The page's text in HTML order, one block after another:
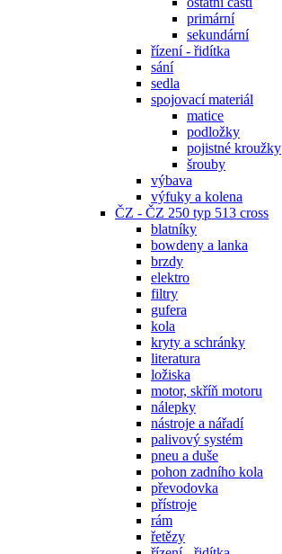
primární
sekundární
řízení - řidítka
sání
sedla
spojovací materiál
matice
podložky
pojistné kroužky
šrouby
výbava
výfuky a kolena
ČZ - ČZ 250 typ 513 cross
blatníky
bowdeny a lanka
brzdy
elektro
filtry
gufera
kola
kryty a schránky
literatura
ložiska
motor, skříň motoru
nálepky
nástroje a nářadí
palivový systém
pneu a duše
pohon zadního kola
převodovka
přístroje
rám
řetězy